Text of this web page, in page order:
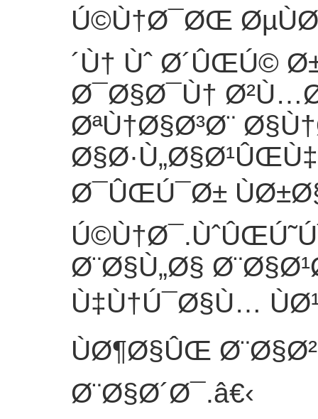
Ú©Ù†Ø¯ØŒ
´Ù† Ùˆ Ø´ÛŒÚ©
Ø¯Ø§Ø¯Ù†
ØªÙ†Ø§Ø³Ø¨
Ø¯ÛŒÚ¯Ø±
Ø¨Ø§Ù„Ø§
Ù‡Ù†Ú¯Ø§Ù…
ÙØ¶Ø§ÛŒ
Ø¨Ø§Ø´Ø¯.â€‹